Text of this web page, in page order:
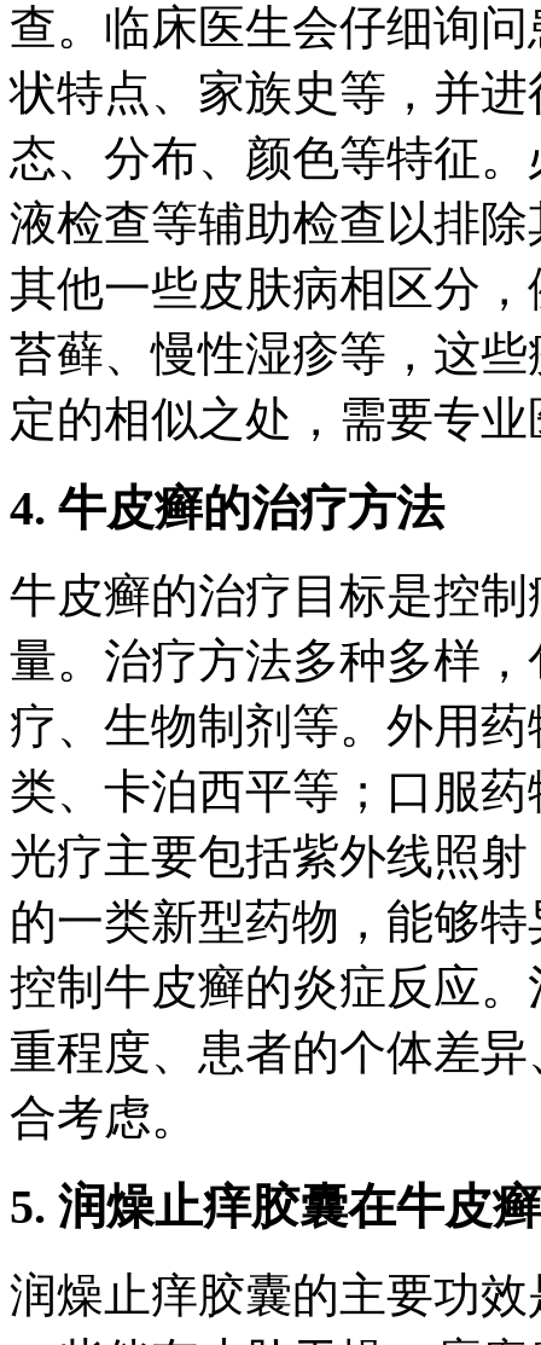
查。临床医生会仔细询
状特点、家族史等，并
态、分布、颜色等特征
液检查等辅助检查以排
其他一些皮肤病相区分
苔藓、慢性湿疹等，这
定的相似之处，需要专
4. 牛皮癣的治疗方法
牛皮癣的治疗目标是控
量。治疗方法多种多样
疗、生物制剂等。外用
类、卡泊西平等；口服
光疗主要包括紫外线照
的一类新型药物，能够
控制牛皮癣的炎症反应
重程度、患者的个体差
合考虑。
5. 润燥止痒胶囊在牛皮
润燥止痒胶囊的主要功